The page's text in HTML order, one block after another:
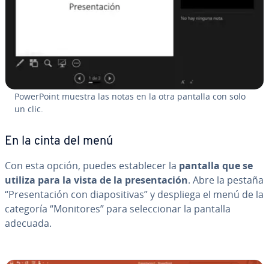
Po­we­r­Poi­nt muestra las notas en la otra pantalla con solo
un clic.
En la cinta del menú
Con esta opción, puedes es­ta­ble­cer la pantalla que se
utiliza para la vista de la pre­se­n­ta­ción. Abre la pestaña
“Pre­se­n­ta­ción con dia­po­si­ti­vas” y despliega el menú de la
categoría “Monitores” para se­le­c­cio­nar la pantalla
adecuada.